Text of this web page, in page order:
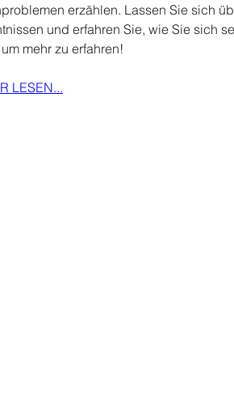
erzählen. Lassen Sie sich
und erfahren Sie, wie Sie sich
mehr zu erfahren!
LESEN...